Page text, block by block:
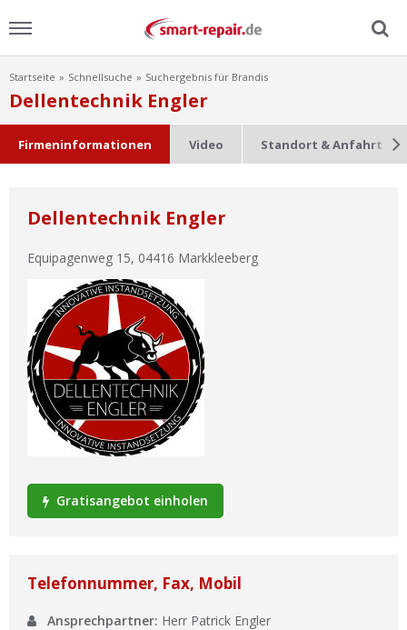
Menu
Home
Ratgeber
FAQ
Lexikon
Video
Ist Ihre Werkstatt schon dabei?
Kostenlos eintragen
Werkstatt Login
Startseite Schnellsuche Suchergebnis für Brandis
Dellentechnik Engler
Firmeninformationen Video Standort & Anfahrt
Dellentechnik Engler
Equipagenweg 15, 04416 Markkleeberg
Gratisangebot einholen
Telefonnummer, Fax, Mobil
Ansprechpartner: Herr Patrick Engler